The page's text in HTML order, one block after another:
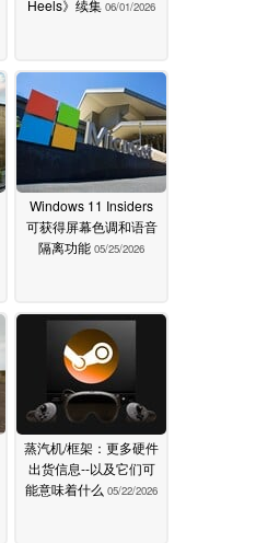
Heels》续集 06/01/2026
Windows 11 Insiders
可获得屏幕色调和语音
隔离功能 05/25/2026
蒸汽机/框架：更多硬件
出货信息--以及它们可
能意味着什么 05/22/2026